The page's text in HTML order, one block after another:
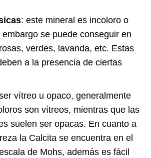
: este mineral es incoloro o
se puede conseguir en
verdes, lavanda, etc. Estas
a la presencia de ciertas
vítreo u opaco, generalmente
son vítreos, mientras que las
suelen ser opacas. En cuanto a
la Calcita se encuentra en el
de Mohs, además es fácil